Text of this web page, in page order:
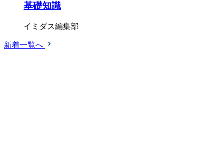
基礎知識
イミダス編集部
新着一覧へ